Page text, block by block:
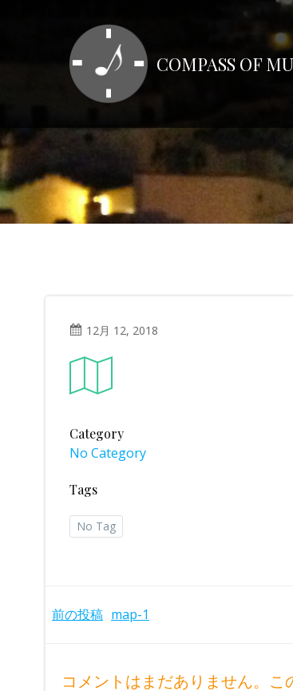
キ
ッ
プ
COMPASS OF
12月 12, 2018
Category
No Category
Tags
No Tag
Post
前の投稿 map-1
コメントはまだありません。